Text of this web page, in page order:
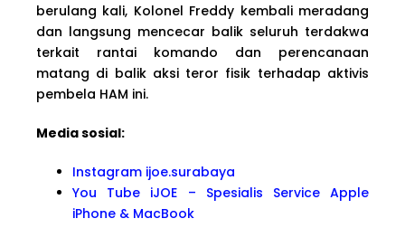
berulang kali, Kolonel Freddy kembali meradang
dan langsung mencecar balik seluruh terdakwa
terkait rantai komando dan perencanaan
matang di balik aksi teror fisik terhadap aktivis
pembela HAM ini.
Media sosial:
Instagram ijoe.surabaya
You Tube iJOE – Spesialis Service Apple
iPhone & MacBook